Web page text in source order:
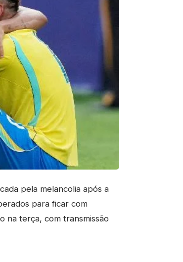
pela melancolia após a
para ficar com
na terça, com transmissão